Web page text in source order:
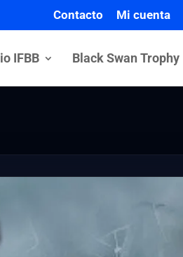
Contacto Mi cuenta
IFBB Black Swan Trophy